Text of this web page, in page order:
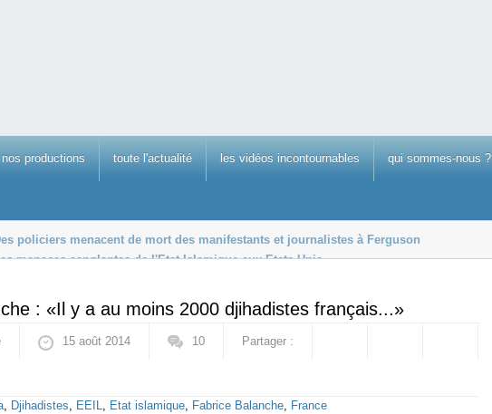
nos productions toute l'actualité les vidéos incontournables qui sommes-nous ?
policiers menacent de mort des manifestants et journalistes à Ferguson
menaces sanglantes de l'Etat Islamique aux Etats-Unis
: «Il y a au moins 2000 djihadistes français...»
15 août 2014 10 Partager :
, Djihadistes, EEIL, Etat islamique, Fabrice Balanche, France